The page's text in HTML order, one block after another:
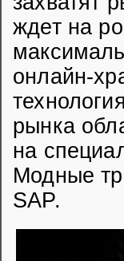
ждет на
онлайн-
рынка
на
Модные
SAP.